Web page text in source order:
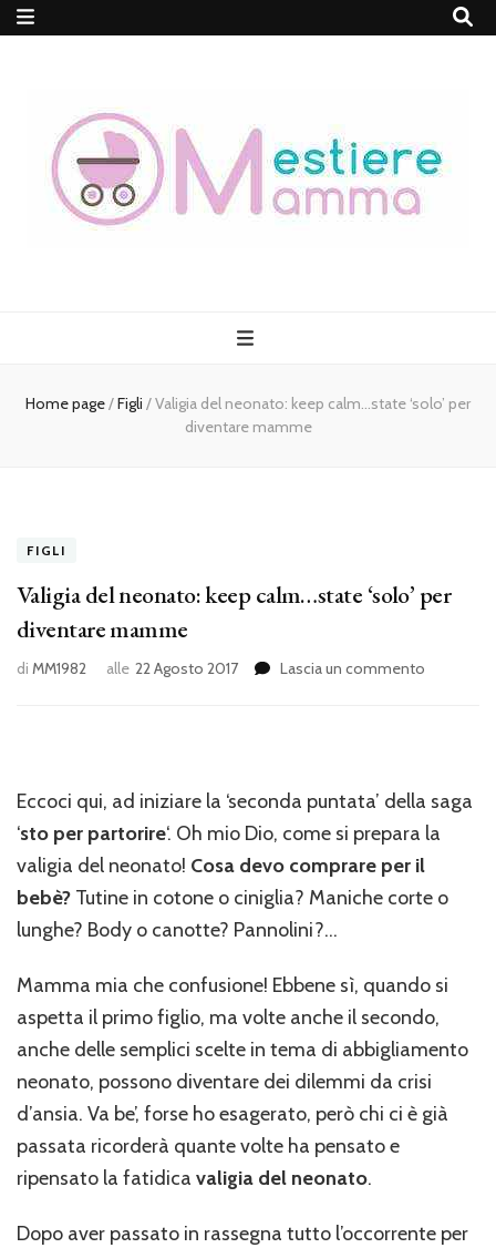
Home page/Figli /Valigia del neonato: keep calm…state ‘solo’ per
diventare mamme
FIGLI
Valigia del neonato: keep calm…state ‘solo’ per
diventare mamme
di MM1982 alle 22 Agosto 2017 Lascia un commento
state
‘solo’
diventare
mamme
Eccoci qui, ad iniziare la ‘seconda puntata’ della saga
‘sto per partorire‘. Oh mio Dio, come si prepara la
valigia del neonato! Cosa devo comprare per il
bebè? Tutine in cotone o ciniglia? Maniche corte o
lunghe? Body o canotte? Pannolini?…
Mamma mia che confusione! Ebbene sì, quando si
aspetta il primo figlio, ma volte anche il secondo,
anche delle semplici scelte in tema di abbigliamento
neonato, possono diventare dei dilemmi da crisi
d’ansia. Va be’, forse ho esagerato, però chi ci è già
passata ricorderà quante volte ha pensato e
ripensato la fatidica valigia del neonato.
Dopo aver passato in rassegna tutto l’occorrente per